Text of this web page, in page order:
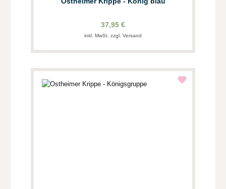
37,95 €
inkl. MwSt. zzgl. Versand